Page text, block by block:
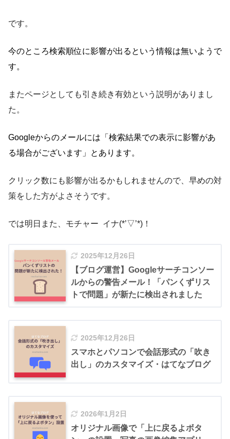
です。
今のところ検索順位に影響が出るという情報は無いようで
す。
またページとしても引き続き有効という説明がありまし
た。
Googleからのメールには「検索結果での表示に影響があ
る場合がございます」とあります。
クリック数にも影響が出るかもしれませんので、早めの対
策をした方がよさそうです。
では明日また、モチャー イナ(*’▽’*)！
2025年12月26日
【ブログ運営】Googleサーチコンソー
ルからの警告メール！「パンくずリス
トで問題」が新たに検出されました
2025年12月26日
スマホとパソコンで会話形式の「吹き
出し」のカスタマイズ・はてなブログ
2026年1月2日
オリジナル画像で「上に戻るよボタ